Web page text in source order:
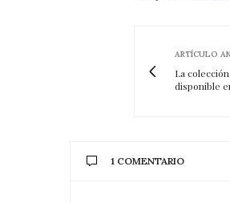
ARTÍCULO
La
disponible
1 COMENTARIO